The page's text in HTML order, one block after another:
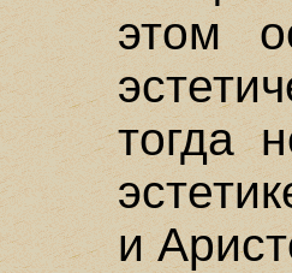
этом
тогда
и